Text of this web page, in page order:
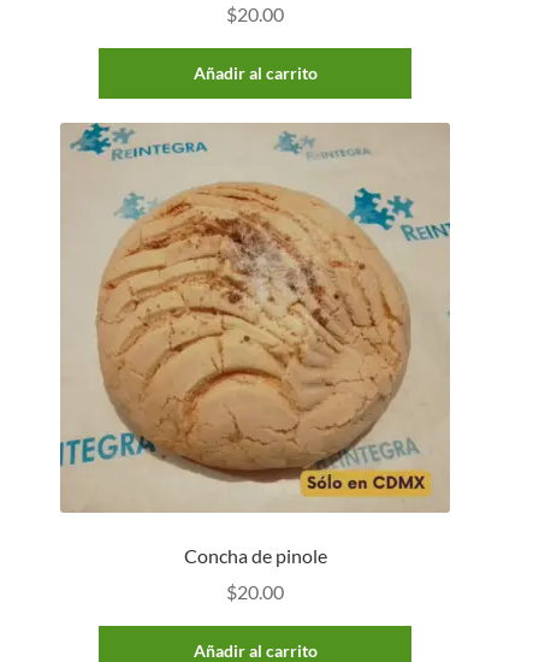
$20.00
Añadir al carrito
Concha de pinole
$20.00
Añadir al carrito